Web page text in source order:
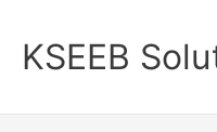
content
KSEEB